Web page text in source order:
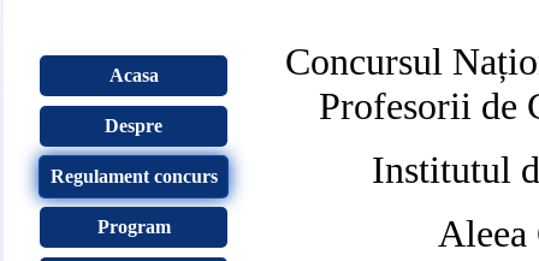
Acasa
Despre
Regulament concurs
Program
Concursul
Profesorii de
Institutul
Aleea